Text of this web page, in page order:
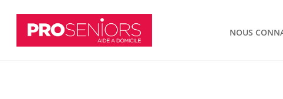
NOUS